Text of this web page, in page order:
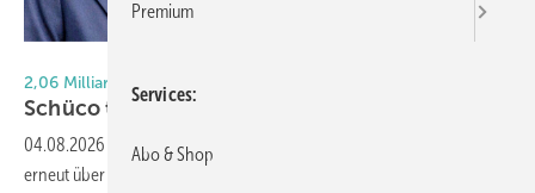
2,06 Milliarden Euro Umsatz durch Internationalisierung
Schüco trotzt Baukrise
04.08.2026
Die Schüco Gruppe hat 2025 einen Gesamtumsatz von
erneut über 2 Mrd. Euro erwirtschaftet und damit trotz der
Premium
Services
Abo & Shop